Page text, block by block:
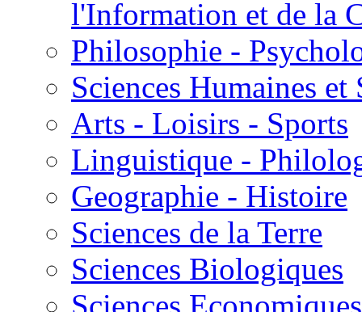
l'Information et de la
Philosophie -
Sciences Humaines et
Arts - Loisirs - Sports
Linguistique -
Geographie - Histoire
Sciences de la Terre
Sciences Biologiques